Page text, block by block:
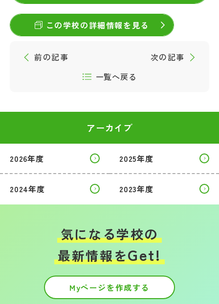
この学校の詳細情報を見る
前の記事
一覧へ戻る
次の記事
アーカイブ
2026年度 2025年度
2024年度 2023年度
気になる学校の
最新情報をGet!
Myページを作成する